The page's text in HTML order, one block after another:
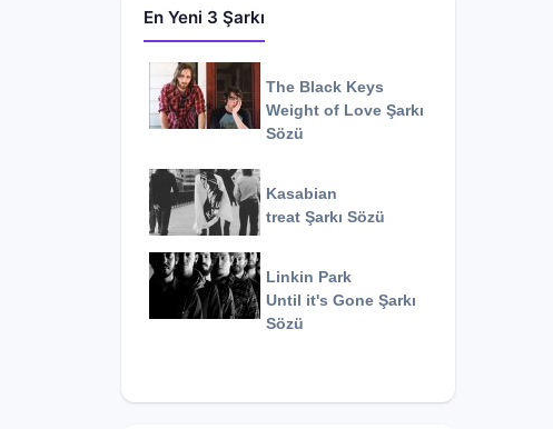
En Yeni 3 Şarkı
The Black Keys
Weight of Love Şarkı
Sözü
Kasabian
treat Şarkı Sözü
Linkin Park
Until it's Gone Şarkı
Sözü